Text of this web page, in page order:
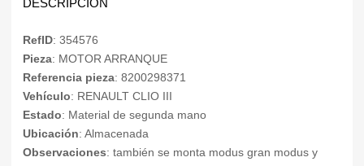
RefID: 354576
Pieza: MOTOR ARRANQUE
Referencia pieza: 8200298371
Vehículo: RENAULT CLIO III
Estado: Material de segunda mano
Ubicación: Almacenada
Observaciones: también se monta modus gran modus y